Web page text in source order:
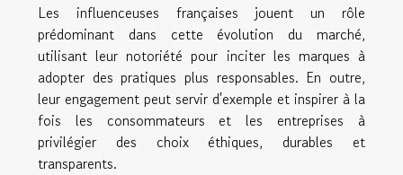
Les influenceuses françaises jouent un rôle
prédominant dans cette évolution du marché,
utilisant leur notoriété pour inciter les marques à
adopter des pratiques plus responsables. En outre,
leur engagement peut servir d'exemple et inspirer à la
fois les consommateurs et les entreprises à
privilégier des choix éthiques, durables et
transparents.